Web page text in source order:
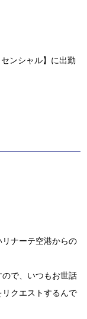
ンシャル】に出勤
ナーテ空港からの
で、いつもお世話
クエストするんで